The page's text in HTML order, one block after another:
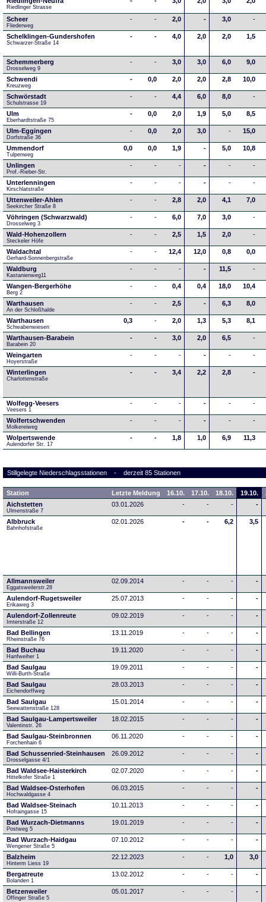
Riedlinger Strasse
Scheer
Fliederweg
- - 2,0 - 3,0 -
Schelklingen-Gundershofen
Schwarzer-Straße 14
- - 4,0 2,0 2,0 1,5
Schemmerberg
Drosselweg 9
- - 3,0 3,0 6,0 9,0
Schwendi
Kreuzweg
- 0,0 2,0 2,0 2,8 10,0
Schwörstadt
Schulstrasse 19
- - 4,4 6,0 8,0 -
Ulm
Eberhardtstraße 75
- 0,0 2,0 1,9 5,0 8,5
Ulm-Eggingen
Dorfstraße 36
- 0,0 2,0 3,0 - 15,0
Ummendorf
Tulpenweg
0,0 0,0 1,9 - 5,0 10,8
Unlingen
Prof.-Rieber-Str.
- - - - - -
Unterlenningen
Kirschlatstraße
- - - - - -
Uttenweiler-Ahlen
Seekircher Straße 8
- - 2,8 2,0 4,1 7,0
Vöhringen (Schwarzwald)
Drosselweg 3
- - 6,0 7,0 3,0 -
Wald-Hohenzollern
Steckeler Höfe
- - 2,5 1,5 2,0 -
Waldachtal
Gerhard-Sonnenbergstraße
- - 12,4 12,0 0,8 0,0
Waldburg
Kastanienweg11
- - - - 11,5 -
Wangen-Bergerhöhe
Berg 2
- - 0,4 0,4 18,0 10,4
Warthausen
An der Schloßhalde
- - 2,5 - 6,3 8,0
Warthausen
Schwabenwiesen
0,3 - 2,0 1,3 5,3 8,1
Warthausen-Barabein
Barabein 20
- - 3,0 2,0 6,5 -
Weingarten
Hoyerstraße
- - - - - -
Winterlingen
Charlottenstraße
- - 3,4 2,2 2,8 -
Wolfegg-Veesers
Veesers 1
- - - - - -
Wolfertschwenden
Molkereiweg
- - - - - -
Wolpertswende
Aulendorfer Str. 17
- - 1,8 1,0 6,9 11,3
Stillgelegte Niederschlagsstationen - derzeit 85 Stationen
Station Letzte Meldung 16.10. 17.10. 18.10. 19.10.
Aichstetten
Ulmenstraße 7
03.01.2026 - - - -
Albbruck
Bahnhofstraße
02.01.2026 - - 6,2 3,5
Allmannsweiler
Eggatsweilerstr.28
02.09.2014 - - - -
Aulendorf-Rugetsweiler
Erikaweg 3
25.07.2013 - - - -
Aulendorf-Zollenreute
Imterstraße 12
09.02.2019 - - - -
Bad Bellingen
Rheinstraße 76
13.11.2019 - - - -
Bad Buchau
Hanfweiher 1
19.11.2020 - - - -
Bad Saulgau
Willi-Burth-Straße
19.09.2011 - - - -
Bad Saulgau
Eichendorffweg
28.03.2013 - - - -
Bad Saulgau
Seewattenstraße 128
15.01.2014 - - - -
Bad Saulgau-Lampertsweiler
Valentinstr. 26
18.02.2015 - - - -
Bad Saulgau-Steinbronnen
Forchenhain 6
06.11.2020 - - - -
Bad Schussenried-Steinhausen
Drosselgasse 4/1
26.09.2012 - - - -
Bad Waldsee-Haisterkirch
Hittelkofer Straße 1
02.07.2020 - - - -
Bad Waldsee-Osterhofen
Hochwaldgasse 4
06.03.2015 - - - -
Bad Waldsee-Steinach
Hofraingasse 15
10.11.2013 - - - -
Bad Wurzach-Dietmanns
Postweg 5
19.01.2019 - - - -
Bad Wurzach-Haidgau
Wengener Straße 5
07.10.2012 - - - -
Balzheim
Hinterm Liess 19
22.12.2023 - - 1,0 3,0
Bergatreute
Bolanden 1
13.02.2012 - - - -
Betzenweiler
Offinger Straße 5
05.01.2017 - - - -